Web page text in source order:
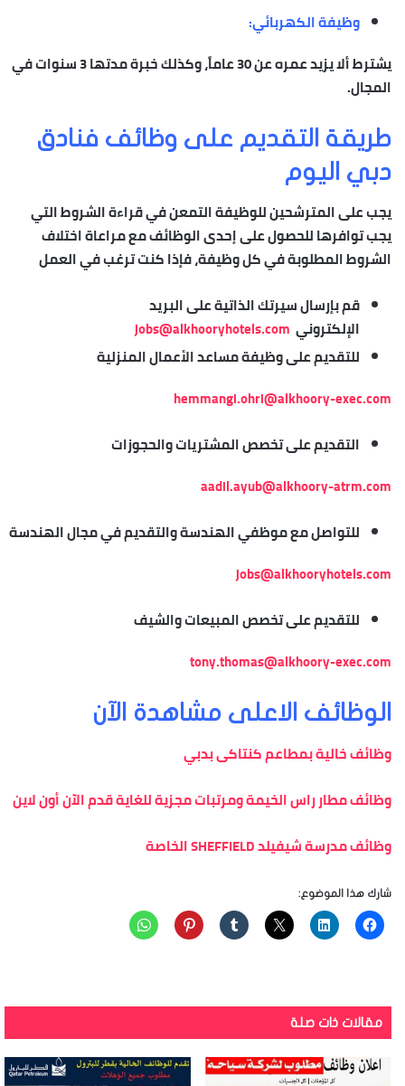
وظيفة الكهربائي:
يشترط ألا يزيد عمره عن 30 عاماً، وكذلك خبرة مدتها 3 سنوات في
المجال.
طريقة التقديم على وظائف فنادق
دبي اليوم
يجب على المترشحين للوظيفة التمعن في قراءة الشروط التي
يجب توافرها للحصول على إحدى الوظائف مع مراعاة اختلاف
الشروط المطلوبة في كل وظيفة، فإذا كنت ترغب في العمل
قم بإرسال سيرتك الذاتية على البريد
الإلكتروني jobs@alkhooryhotels.com
للتقديم على وظيفة مساعد الأعمال المنزلية
hemmangi.ohri@alkhoory-exec.com
التقديم على تخصص المشتريات والحجوزات
aadil.ayub@alkhoory-atrm.com
للتواصل مع موظفي الهندسة والتقديم في مجال الهندسة
jobs@alkhooryhotels.com
للتقديم على تخصص المبيعات والشيف
tony.thomas@alkhoory-exec.com
الوظائف الاعلى مشاهدة الآن
وظائف خالية بمطاعم كنتاكى بدبي
وظائف مطار راس الخيمة ومرتبات مجزية للغاية قدم الآن أون لاين
وظائف مدرسة شيفيلد SHEFFIELD الخاصة
شارك هذا الموضوع:
مقالات ذات صلة